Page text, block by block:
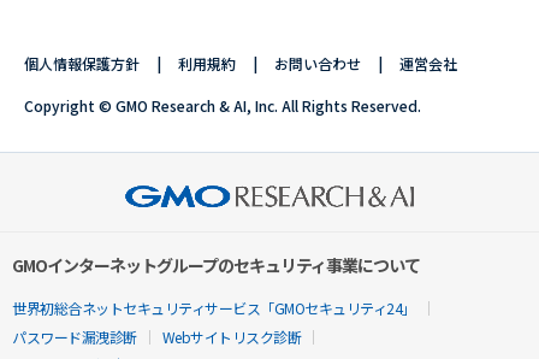
個人情報保護方針 利用規約 お問い合わせ 運営会社
Copyright © GMO Research & AI, Inc. All Rights Reserved.
GMOインターネットグループのセキュリティ事業について
世界初総合ネットセキュリティサービス「GMOセキュリティ24」
パスワード漏洩診断
Webサイトリスク診断